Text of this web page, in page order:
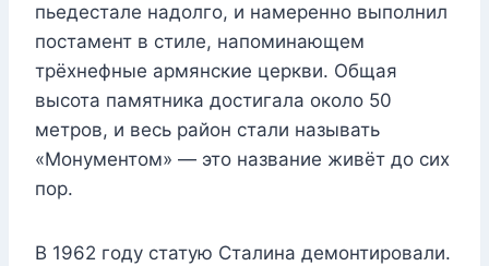
пьедестале надолго, и намеренно выполнил
постамент в стиле, напоминающем
трёхнефные армянские церкви. Общая
высота памятника достигала около 50
метров, и весь район стали называть
«Монументом» — это название живёт до сих
пор.
В 1962 году статую Сталина демонтировали.